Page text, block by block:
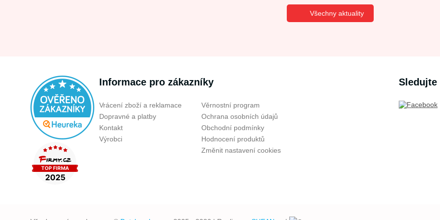
Všechny aktuality
Informace pro zákazníky
Vrácení zboží a reklamace
Dopravné a platby
Kontakt
Výrobci
Věrnostní program
Ochrana osobních údajů
Obchodní podmínky
Hodnocení produktů
Změnit nastavení cookies
Sledujte